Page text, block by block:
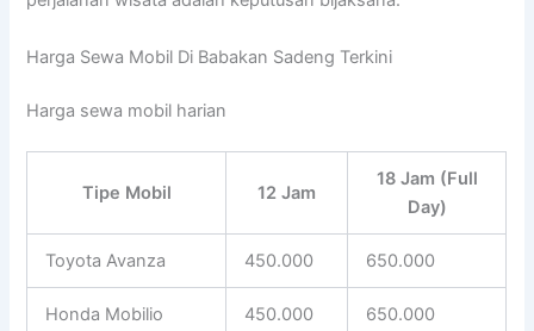
Harga Sewa Mobil Di Babakan Sadeng Terkini
Harga sewa mobil harian
Tipe Mobil 12 Jam
18 Jam (Full
Day)
Toyota Avanza 450.000 650.000
Honda Mobilio 450.000 650.000